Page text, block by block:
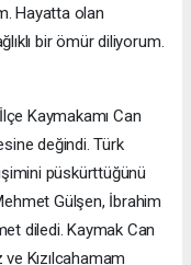
Hayatta olan
bir ömür diliyorum.
Kaymakamı Can
değindi. Türk
püskürttüğünü
Gülşen, İbrahim
diledi. Kaymak Can
Kızılcahamam